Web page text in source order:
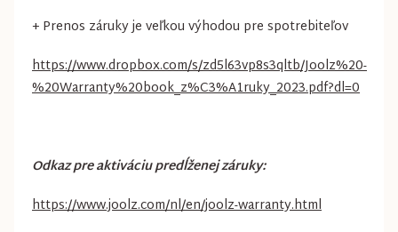
+ Prenos záruky je veľkou výhodou pre spotrebiteľov
https://www.dropbox.com/s/zd5l63vp8s3qltb/Joolz%20-
%20Warranty%20book_z%C3%A1ruky_2023.pdf?dl=0
Odkaz pre aktiváciu predĺženej záruky:
https://www.joolz.com/nl/en/joolz-warranty.html